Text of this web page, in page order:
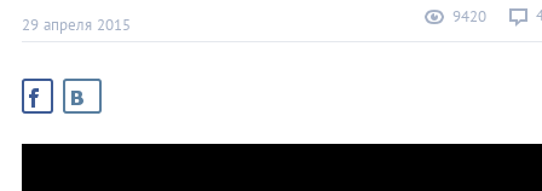
29 апреля 2015 9420